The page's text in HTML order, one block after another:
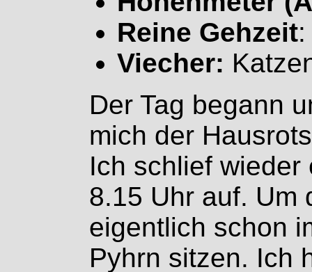
Reine Gehzeit
Viecher:
Der Tag begann
mich der
Ich schlief wieder
8.15 Uhr auf. Um
eigentlich schon
Pyhrn sitzen. Ich